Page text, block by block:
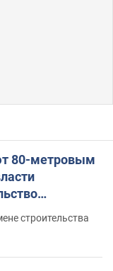
80-метровым
строительства